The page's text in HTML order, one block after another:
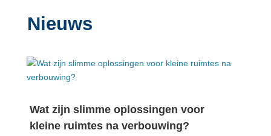
Nieuws
Wat zijn slimme oplossingen voor
kleine ruimtes na verbouwing?